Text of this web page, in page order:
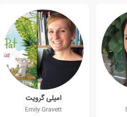
امیلی گرویت
Emily Gravett